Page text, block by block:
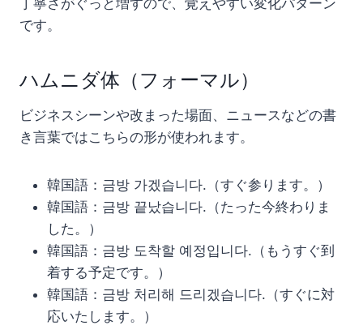
丁寧さがぐっと増すので、覚えやすい変化パターン
です。
ハムニダ体（フォーマル）
ビジネスシーンや改まった場面、ニュースなどの書
き言葉ではこちらの形が使われます。
韓国語：금방 가겠습니다.（すぐ参ります。）
韓国語：금방 끝났습니다.（たった今終わりま
した。）
韓国語：금방 도착할 예정입니다.（もうすぐ到
着する予定です。）
韓国語：금방 처리해 드리겠습니다.（すぐに対
応いたします。）